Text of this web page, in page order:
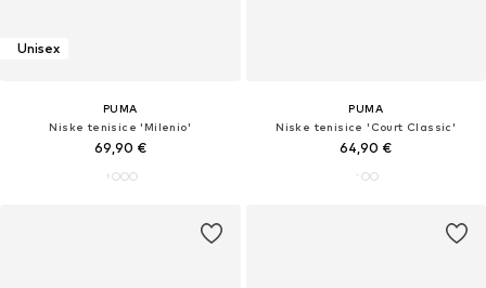
Unisex
PUMA
Niske tenisice 'Milenio'
69,90 €
PUMA
Niske tenisice 'Court Classic'
64,90 €